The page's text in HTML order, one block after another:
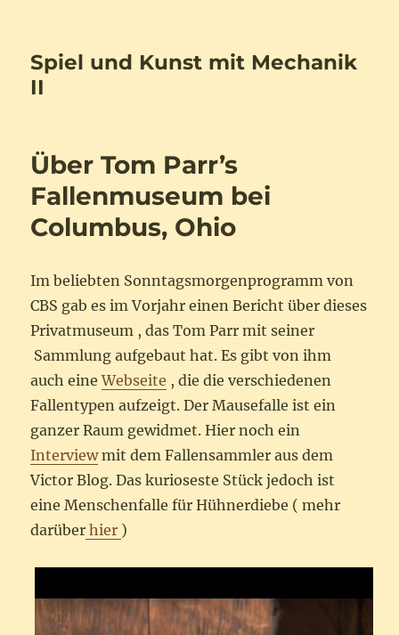
Spiel und Kunst mit Mechanik
II
Über Tom Parr’s
Fallenmuseum bei
Columbus, Ohio
Im beliebten Sonntagsmorgenprogramm von
CBS gab es im Vorjahr einen Bericht über dieses
Privatmuseum , das Tom Parr mit seiner
Sammlung aufgebaut hat. Es gibt von ihm
auch eineWebseite , die die verschiedenen
Fallentypen aufzeigt. Der Mausefalle ist ein
ganzer Raum gewidmet. Hier noch ein
Interviewmit dem Fallensammler aus dem
Victor Blog. Das kurioseste Stück jedoch ist
eine Menschenfalle für Hühnerdiebe ( mehr
darüber hier )